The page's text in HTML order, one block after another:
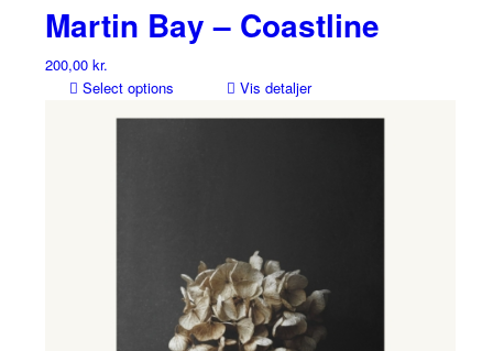
Martin Bay – Coastline
200,00 kr.
Select options
Vis detaljer